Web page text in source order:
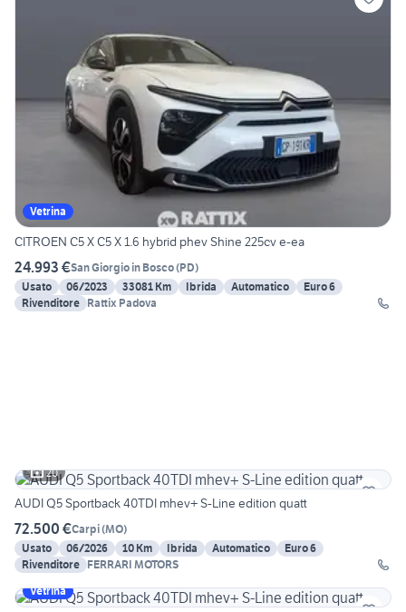
Vetrina
CITROEN C5 X C5 X 1.6 hybrid phev Shine 225cv e-ea
24.993 €San Giorgio in Bosco(PD)
Usato
06/2023 33081 Km Ibrida Automatico
Euro 6
Rivenditore Rattix Padova
20
AUDI Q5 Sportback 40TDI mhev+ S-Line edition quatt
72.500 €Carpi(MO)
Usato
06/2026 10 Km Ibrida Automatico
Euro 6
Rivenditore FERRARI MOTORS
Vetrina